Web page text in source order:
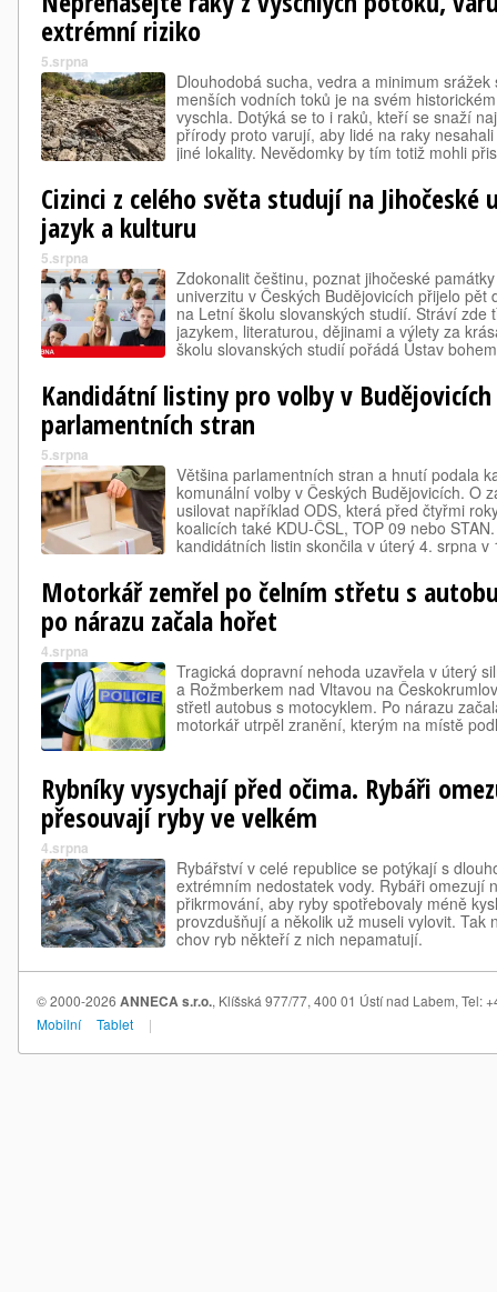
extrémní riziko
5.srpna
Dlouhodobá sucha, vedra a minimum
menších vodních toků je na svém
vyschla. Dotýká se to i raků, kteří se snaží
přírody proto varují, aby lidé na raky
jiné lokality. Nevědomky by tím totiž mohli
Cizinci z celého světa studují na Jihočeské
jazyk a kulturu
5.srpna
Zdokonalit češtinu, poznat jihočeské
univerzitu v Českých Budějovicích přijelo pět
na Letní školu slovanských studií. Stráví zde
jazykem, literaturou, dějinami a výlety za
školu slovanských studií pořádá Ústav
Kandidátní listiny pro volby v
parlamentních stran
5.srpna
Většina parlamentních stran a hnutí podala
komunální volby v Českých Budějovicích. O
usilovat například ODS, která před čtyřmi
koalicích také KDU-ČSL, TOP 09 nebo
kandidátních listin skončila v úterý 4. srpna v
Motorkář zemřel po čelním střetu s
po nárazu začala hořet
4.srpna
Tragická dopravní nehoda uzavřela v úterý
a Rožmberkem nad Vltavou na
střetl autobus s motocyklem. Po nárazu
motorkář utrpěl zranění, kterým na místě
Rybníky vysychají před očima. Rybáři
přesouvají ryby ve velkém
4.srpna
Rybářství v celé republice se potýkají s
extrémním nedostatek vody. Rybáři omezují
přikrmování, aby ryby spotřebovaly méně
provzdušňují a několik už museli vylovit. Tak
chov ryb někteří z nich nepamatují.
© 2000-2026 ANNECA s.r.o., Klíšská 977/77, 400 01 Ústí nad Labem, Tel:
Mobilní
Tablet |